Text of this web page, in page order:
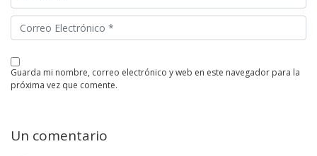
guarda mi nombre, correo electrónico y web en este navegador para la
próxima vez que comente.
Un comentario